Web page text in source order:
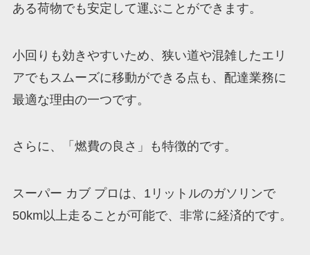
ある荷物でも安定して運ぶことができます。
小回りも効きやすいため、狭い道や混雑したエリ
アでもスムーズに移動ができる点も、配達業務に
最適な理由の一つです。
さらに、「燃費の良さ」も特徴的です。
スーパー カブ プロは、1リットルのガソリンで
50km以上走ることが可能で、非常に経済的です。